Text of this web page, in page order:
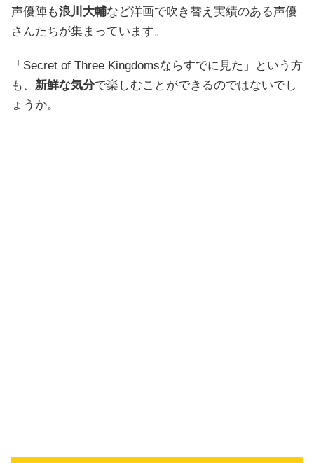
声優陣も浪川大輔など洋画で吹き替え実績のある声優
さんたちが集まっています。
「Secret of Three Kingdomsならすでに見た」という方
も、 新鮮な気分で楽しむことができるのではないでし
ょうか。